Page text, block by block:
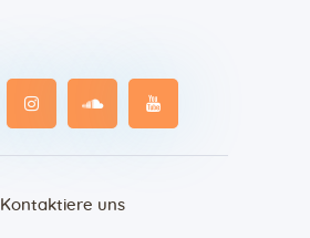
Kontaktiere uns